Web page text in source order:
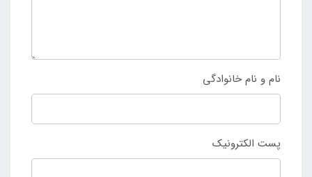
نام و نام خانوادگی
پست الکترونیک